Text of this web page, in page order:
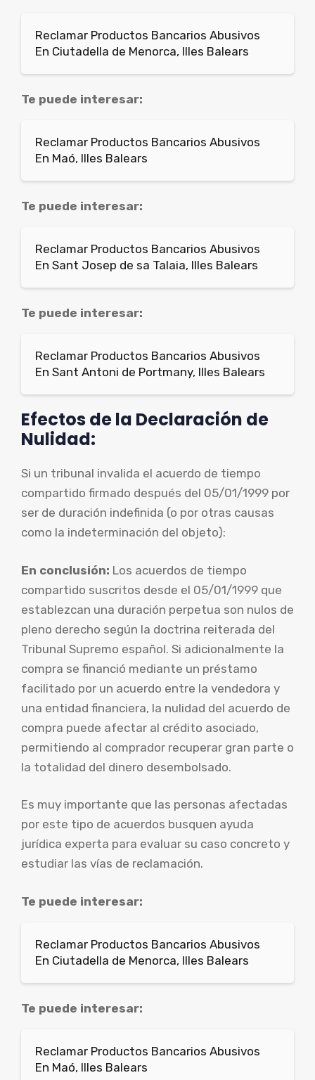
Reclamar Productos Bancarios Abusivos
En Ciutadella de Menorca, Illes Balears
Te puede interesar:
Reclamar Productos Bancarios Abusivos
En Maó, Illes Balears
Te puede interesar:
Reclamar Productos Bancarios Abusivos
En Sant Josep de sa Talaia, Illes Balears
Te puede interesar:
Reclamar Productos Bancarios Abusivos
En Sant Antoni de Portmany, Illes Balears
Efectos de la Declaración de
Nulidad:
Si un tribunal invalida el acuerdo de tiempo
compartido firmado después del 05/01/1999 por
ser de duración indefinida (o por otras causas
como la indeterminación del objeto):
En conclusión: Los acuerdos de tiempo
compartido suscritos desde el 05/01/1999 que
establezcan una duración perpetua son nulos de
pleno derecho según la doctrina reiterada del
Tribunal Supremo español. Si adicionalmente la
compra se financió mediante un préstamo
facilitado por un acuerdo entre la vendedora y
una entidad financiera, la nulidad del acuerdo de
compra puede afectar al crédito asociado,
permitiendo al comprador recuperar gran parte o
la totalidad del dinero desembolsado.
Es muy importante que las personas afectadas
por este tipo de acuerdos busquen ayuda
jurídica experta para evaluar su caso concreto y
estudiar las vías de reclamación.
Te puede interesar:
Reclamar Productos Bancarios Abusivos
En Ciutadella de Menorca, Illes Balears
Te puede interesar:
Reclamar Productos Bancarios Abusivos
En Maó, Illes Balears